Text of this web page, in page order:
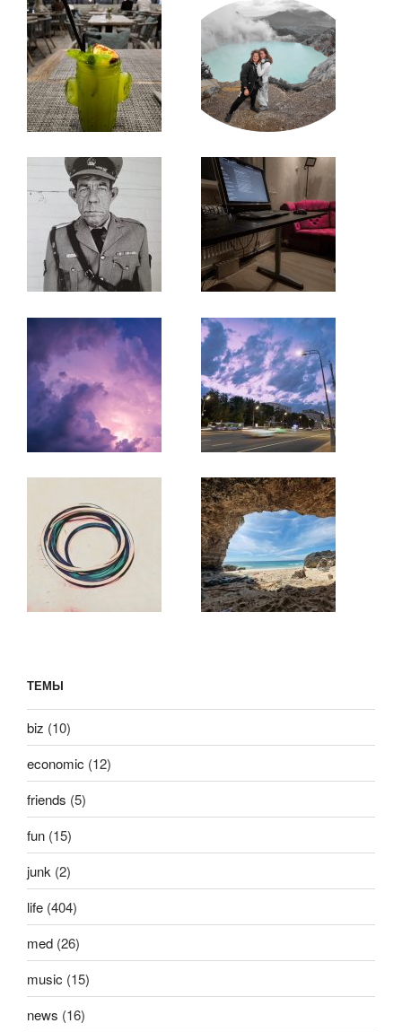
ТЕМЫ
biz (10)
economic (12)
friends (5)
fun (15)
junk (2)
life (404)
med (26)
music (15)
news (16)